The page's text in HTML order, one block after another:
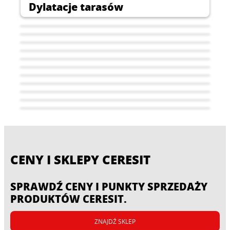
Dylatacje tarasów
Fuga urządza wnętrze
Klejenie luksferów
Klejenie płytek na OSB
Izolacje akustyczne
Nowe płytki na stare płytki
Płytki na płytach g-k
CENY I SKLEPY CERESIT
SPRAWDŹ CENY I PUNKTY SPRZEDAŻY
PRODUKTÓW CERESIT.
ZNAJDŹ SKLEP